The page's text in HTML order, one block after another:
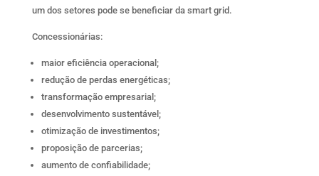
um dos setores pode se beneficiar da smart grid.
Concessionárias:
maior eficiência operacional;
redução de perdas energéticas;
transformação empresarial;
desenvolvimento sustentável;
otimização de investimentos;
proposição de parcerias;
aumento de confiabilidade;